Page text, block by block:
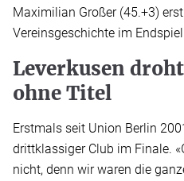
Maximilian Großer (45.+3)
Vereinsgeschichte im
Leverkusen
ohne Titel
Erstmals seit Union Berlin
drittklassiger Club im Finale.
nicht, denn wir waren die